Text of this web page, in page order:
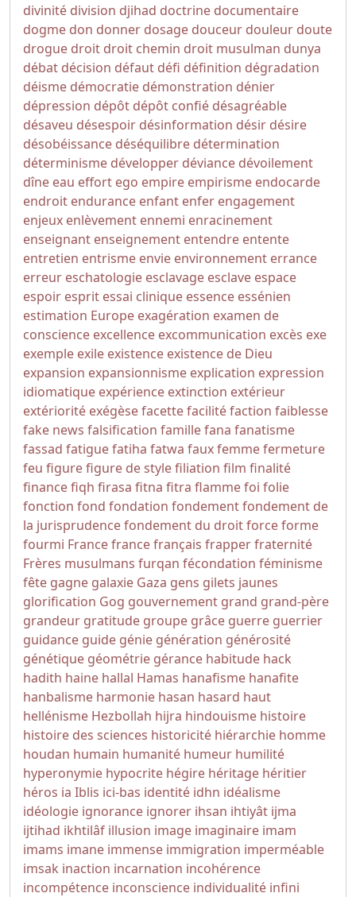
divinité division djihad doctrine documentaire
dogme don donner dosage douceur douleur doute
drogue droit droit chemin droit musulman dunya
débat décision défaut défi définition dégradation
déisme démocratie démonstration dénier
dépression dépôt dépôt confié désagréable
désaveu désespoir désinformation désir désire
désobéissance déséquilibre détermination
déterminisme développer déviance dévoilement
dîne eau effort ego empire empirisme endocarde
endroit endurance enfant enfer engagement
enjeux enlèvement ennemi enracinement
enseignant enseignement entendre entente
entretien entrisme envie environnement errance
erreur eschatologie esclavage esclave espace
espoir esprit essai clinique essence essénien
estimation Europe exagération examen de
conscience excellence excommunication excès exe
exemple exile existence existence de Dieu
expansion expansionnisme explication expression
idiomatique expérience extinction extérieur
extériorité exégèsefacettefacilitéfaction faiblesse
fake news falsification famillefana fanatisme
fassad fatiguefatiha fatwa fauxfemmefermeture
feu figurefigure de stylefiliation film finalité
financefiqh firasa fitna fitra flammefoi folie
fonction fond fondation fondementfondement de
la jurisprudencefondement du droitforceforme
fourmi Francefrancefrançais frapperfraternité
Frères musulmans furqan fécondation féminisme
fête gagne galaxie Gaza gens gilets jaunes
glorification Gog gouvernement grand grand-père
grandeur gratitude groupe grâce guerre guerrier
guidance guide génie génération générosité
génétique géométrie gérance habitude hack
hadith haine hallal Hamas hanafisme hanafite
hanbalisme harmonie hasan hasard haut
hellénisme Hezbollah hijra hindouisme histoire
histoire des sciences historicité hiérarchie homme
houdan humain humanité humeur humilité
hyperonymie hypocrite hégire héritage héritier
héros ia Iblis ici-bas identité idhn idéalisme
idéologie ignorance ignorer ihsan ihtiyât ijma
ijtihad ikhtilâf illusion image imaginaire imam
imams imane immense immigration imperméable
imsak inaction incarnation incohérence
incompétence inconscience individualité infini